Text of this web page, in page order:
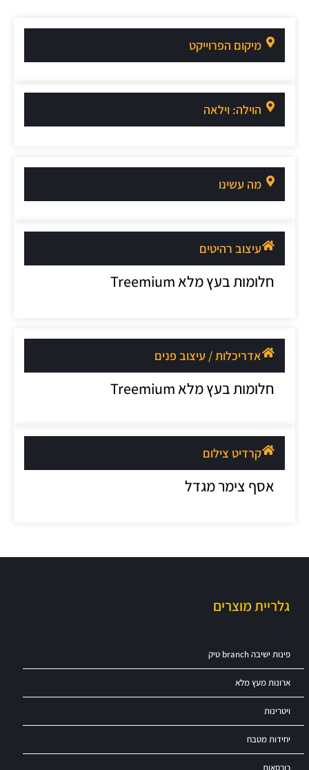
מיקום הפרוייקט
הוילה: וילאה
מה עשינו
עיצוב רהיטים
חלומות בעץ מלא Treemium
אדריכלות / עיצוב פנים
חלומות בעץ מלא Treemium
קרדיט צילום
אסף צימר מגדל
גלריית מוצרים
פינות ישיבה branch טיק
ארונות מעץ מלא
ויטרינות
יחידות מטבח